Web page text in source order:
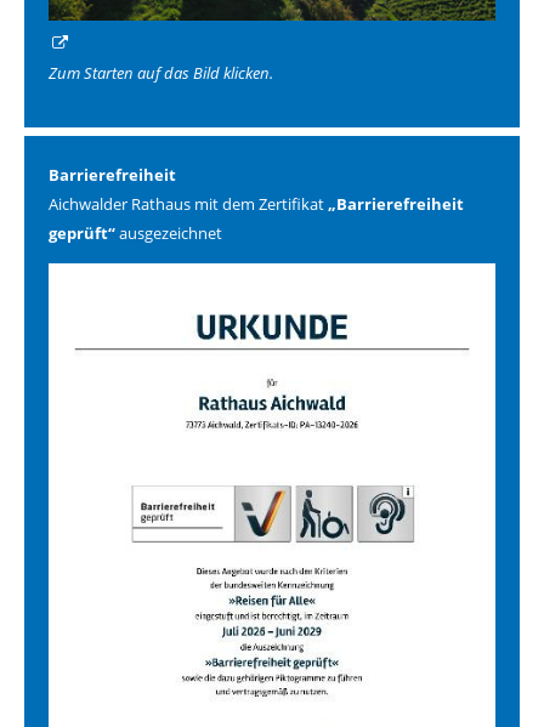
Zum Starten auf das Bild klicken.
Barrierefreiheit
Aichwalder Rathaus mit dem Zertifikat„Barrierefreiheit
geprüft“ausgezeichnet